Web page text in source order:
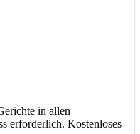
in allen
erforderlich. Kostenloses